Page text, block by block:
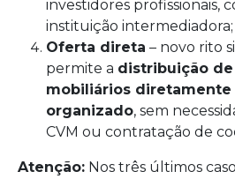
investidores profissionais,
instituição intermediadora;
Oferta direta – novo rito
permite a distribuição
mobiliários
organizado, sem
CVM ou contratação de
Atenção: Nos três últimos